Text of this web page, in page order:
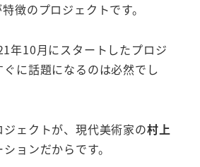
徴のプロジェクトです。
年10月にスタートしたプロジ
に話題になるのは必然でし
ェクトが、現代美術家の村上
ョンだからです。